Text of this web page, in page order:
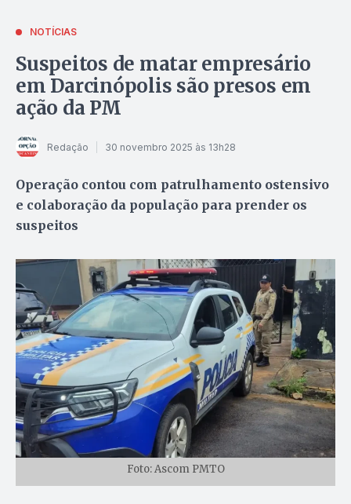
NOTÍCIAS
Suspeitos de matar empresário
em Darcinópolis são presos em
ação da PM
Redação 30 novembro 2025 às 13h28
Operação contou com patrulhamento ostensivo
e colaboração da população para prender os
suspeitos
Foto: Ascom PMTO